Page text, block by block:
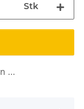
Stk
...